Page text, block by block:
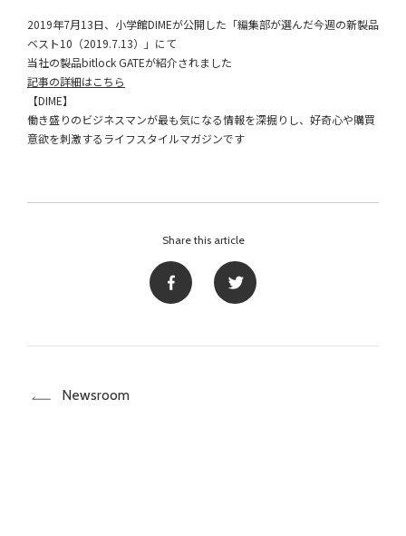
2019年7月13日、小学館DIMEが公開した「編集部が選んだ今週の新製品
ベスト10（2019.7.13）」にて
当社の製品bitlock GATEが紹介されました
記事の詳細はこちら
【DIME】
働き盛りのビジネスマンが最も気になる情報を深掘りし、好奇心や購買
意欲を刺激するライフスタイルマガジンです
Share this article
Newsroom